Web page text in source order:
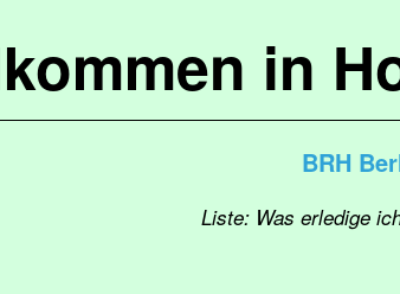
in
BRH
Liste: Was erledige